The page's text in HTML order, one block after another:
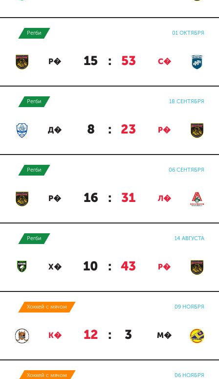
Регби 01 ОКТЯБРЯ
Р� 15 : 53 С�
Регби 18 СЕНТЯБРЯ
Д� 8 : 23 Р�
Регби 06 СЕНТЯБРЯ
Р� 16 : 31 Л�
Регби 14 АВГУСТА
Х� 10 : 43 Р�
Хоккей с мячом 09 НОЯБРЯ
К� 12 : 3 М�
Хоккей с мячом 06 НОЯБРЯ